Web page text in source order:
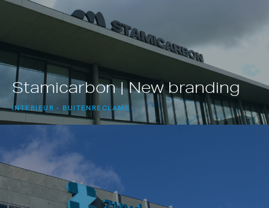
Stamicarbon | New branding
INTERIEUR BUITENRECLAME